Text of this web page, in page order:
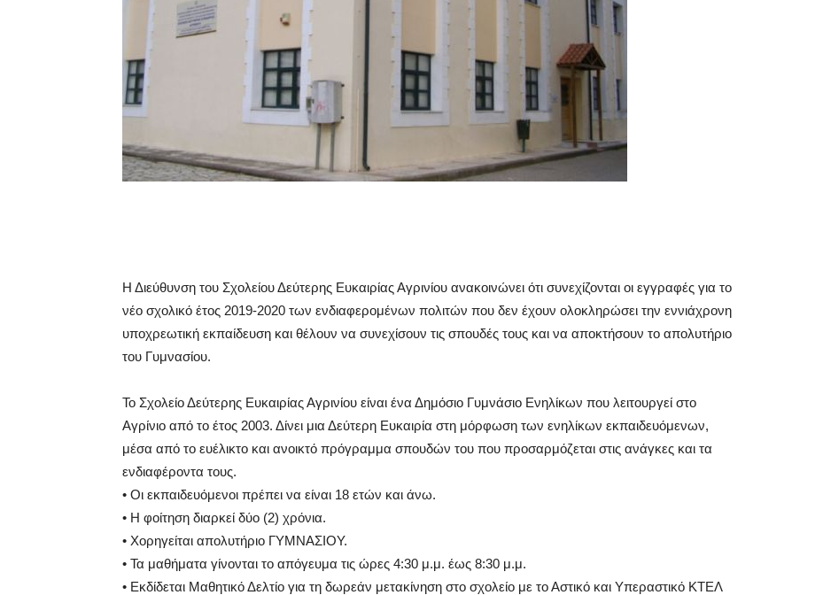
Η Διεύθυνση του Σχολείου Δεύτερης Ευκαιρίας Αγρινίου ανακοινώνει ότι συνεχίζονται οι εγγραφές για το
νέο σχολικό έτος 2019-2020 των ενδιαφερομένων πολιτών που δεν έχουν ολοκληρώσει την εννιάχρονη
υποχρεωτική εκπαίδευση και θέλουν να συνεχίσουν τις σπουδές τους και να αποκτήσουν το απολυτήριο
του Γυμνασίου.
Το Σχολείο Δεύτερης Ευκαιρίας Αγρινίου είναι ένα Δημόσιο Γυμνάσιο Ενηλίκων που λειτουργεί στο
Αγρίνιο από το έτος 2003. Δίνει μια Δεύτερη Ευκαιρία στη μόρφωση των ενηλίκων εκπαιδευόμενων,
μέσα από το ευέλικτο και ανοικτό πρόγραμμα σπουδών του που προσαρμόζεται στις ανάγκες και τα
ενδιαφέροντα τους.
• Οι εκπαιδευόμενοι πρέπει να είναι 18 ετών και άνω.
• Η φοίτηση διαρκεί δύο (2) χρόνια.
• Χορηγείται απολυτήριο ΓΥΜΝΑΣΙΟΥ.
• Τα μαθήματα γίνονται το απόγευμα τις ώρες 4:30 μ.μ. έως 8:30 μ.μ.
• Εκδίδεται Μαθητικό Δελτίο για τη δωρεάν μετακίνηση στο σχολείο με το Αστικό και Υπεραστικό ΚΤΕΛ